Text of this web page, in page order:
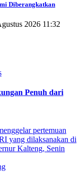
Diberangkatkan
2026 11:32
Penuh dari